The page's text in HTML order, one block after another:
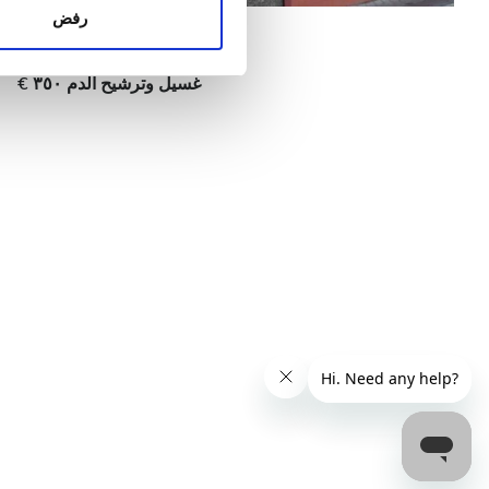
الإعلانات وتحليل البيانات
رفض
الصباح
بعد الظهيرة
المساء
غسيل الدم ٣٠٠ €
غسيل وترشيح الدم ٣٥٠ €